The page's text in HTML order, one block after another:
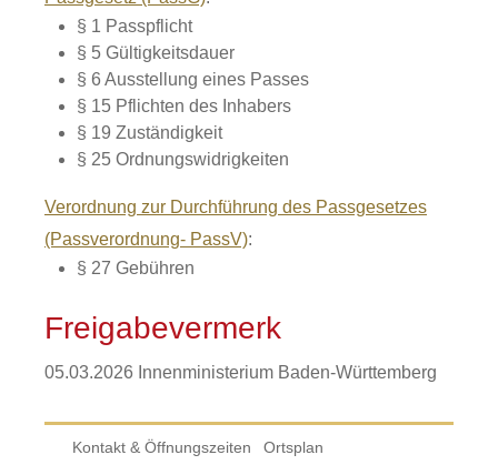
§ 1 Passpflicht
§ 5 Gültigkeitsdauer
§ 6 Ausstellung eines Passes
§ 15 Pflichten des Inhabers
§ 19 Zuständigkeit
§ 25 Ordnungswidrigkeiten
Verordnung zur Durchführung des Passgesetzes
(Passverordnung- PassV):
§ 27 Gebühren
Freigabevermerk
05.03.2026 Innenministerium Baden-Württemberg
Kontakt & Öffnungszeiten Ortsplan